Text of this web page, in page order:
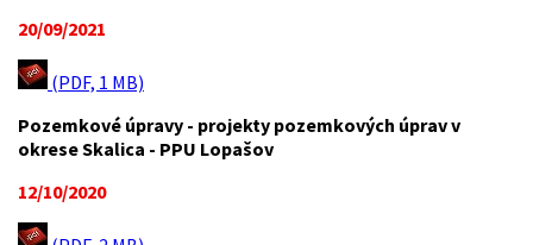
20/09/2021
(PDF, 1 MB)
Pozemkové úpravy - projekty pozemkových úprav v
okrese Skalica - PPU Lopašov
12/10/2020